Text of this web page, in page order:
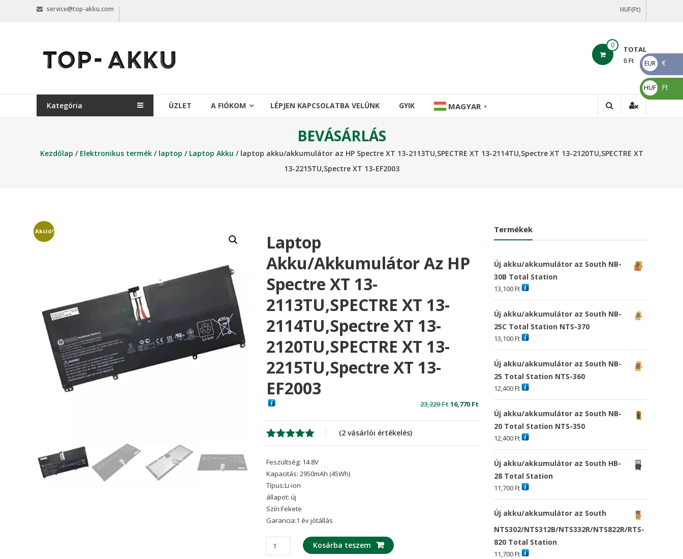
service@top-akku.com HUF(Ft)
top-
akku.com
akku.com
0 TOTAL
0 Ft
Kategória ÜZLET A FIÓKOM LÉPJEN KAPCSOLATBA VELÜNK GYIK MAGYAR ▼
BEVÁSÁRLÁS
Kezdőlap / Elektronikus termék/ laptop / Laptop Akku / laptop akku/akkumulátor az HP Spectre XT 13-2113TU,SPECTRE XT 13-2114TU,Spectre XT 13-2120TU,SPECTRE XT
13-2215TU,Spectre XT 13-EF2003
Akció!
Laptop
Akku/akkumulátor Az HP
Spectre XT 13-
2113TU,SPECTRE XT 13-
2114TU,Spectre XT 13-
2120TU,SPECTRE XT 13-
2215TU,Spectre XT 13-
EF2003
23,220FtOriginal
16,770 Ft
price
16,770 Ft
Értékelés
ből,
2
értékelés
alapján
(2vásárlói értékelés)
Feszültség: 14.8V
Kapacitás: 2950mAh (45Wh)
Típus:Li-ion
állapot: új
Szín:Fekete
Garancia:1 év jótállás
laptop
akku/akkumulátor
Kosárba teszem
Termékek
Új akku/akkumulátor az South NB-
30B Total Station
13,100Ft
Új akku/akkumulátor az South NB-
25C Total Station NTS-370
13,100Ft
Új akku/akkumulátor az South NB-
25 Total Station NTS-360
12,400Ft
Új akku/akkumulátor az South NB-
20 Total Station NTS-350
12,400Ft
Új akku/akkumulátor az South HB-
28 Total Station
11,700Ft
Új akku/akkumulátor az South
NTS302/NTS312B/NTS332R/NTS822R/RTS-
820 Total Station
11,700Ft
EUR
€
€
HUF
Ft
Ft